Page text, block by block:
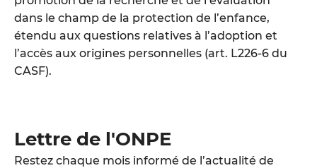
dans le champ de la protection de l’enfance,
étendu aux questions relatives à l’adoption et
l’accès aux origines personnelles (art. L226-6 du
CASF).
Lettre de l'ONPE
Restez chaque mois informé de l’actualité de